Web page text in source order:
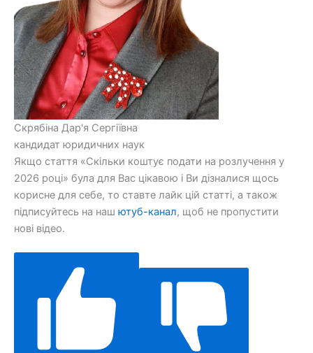
Скрябіна Дар'я Сергіївна
кандидат юридичних наук
Якщо стаття «Скільки коштує подати на розлучення у
2026 році» була для Вас цікавою і Ви дізналися щось
корисне для себе, то ставте лайк цій статті, а також
підписуйтесь на наш ютуб-канал, щоб не пропустити
нові відео.